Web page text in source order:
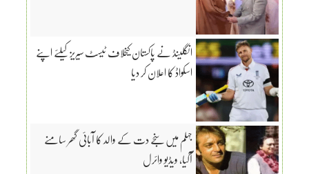
انگلینڈ نے پاکستان کیخلاف ٹیسٹ سیریز کیلئے اپنے
اسکواڈ کا اعلان کر دیا
جہلم میں سنجے دت کے والد کا آبائی گھر سامنے
آگیا، ویڈیو وائرل